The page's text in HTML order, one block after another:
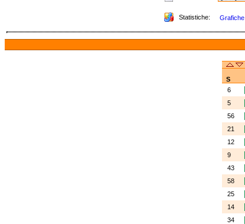
Statistiche: Grafiche
S
6
5
56
21
12
9
43
58
25
14
34